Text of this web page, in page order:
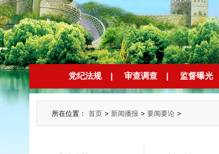
党纪法规 | 审查调查 | 监督曝光
所在位置： 首页 > 新闻播报 > 要闻要论 >